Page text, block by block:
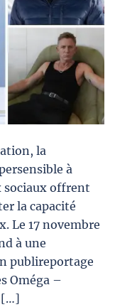
la
à
sociaux offrent
la capacité
Le 17 novembre
à une
publireportage
Oméga –
[…]